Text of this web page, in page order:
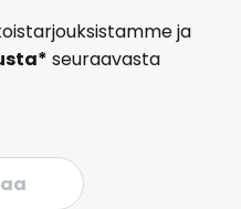
ja
seuraavasta